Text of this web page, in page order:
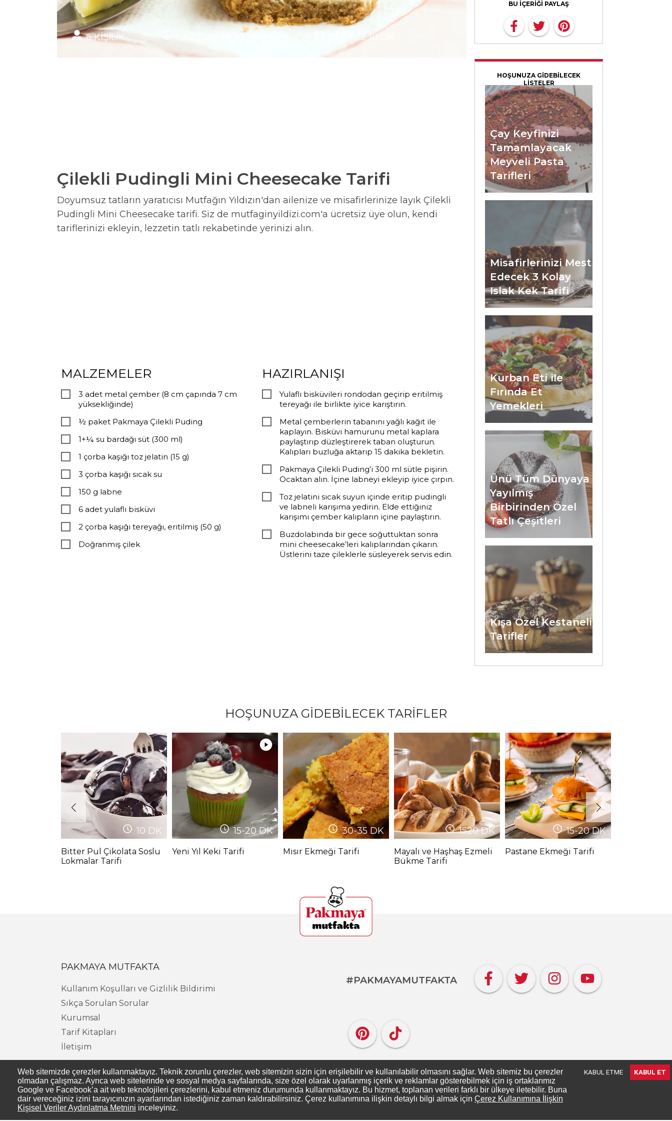
6 KİŞİLİK PİŞİRME 10
Çilekli Pudingli Mini Cheesecake Tarifi
Doyumsuz tatların yaratıcısı Mutfağın Yıldızın'dan ailenize ve misafirlerinize layık Çilekli
Pudingli Mini Cheesecake tarifi. Siz de mutfaginyildizi.com'a ücretsiz üye olun, kendi
tariflerinizi ekleyin, lezzetin tatlı rekabetinde yerinizi alın.
MALZEMELER
3 adet metal çember (8 cm çapında 7 cm
yüksekliğinde)
½ paket Pakmaya Çilekli Puding
1+¼ su bardağı süt (300 ml)
1 çorba kaşığı toz jelatin (15 g)
3 çorba kaşığı sıcak su
150 g labne
6 adet yulaflı bisküvi
2 çorba kaşığı tereyağı, eritilmiş (50 g)
Doğranmış çilek
HAZIRLANIŞI
Yulaflı bisküvileri rondodan geçirip eritilmiş
tereyağı ile birlikte iyice karıştırın.
Metal çemberlerin tabanını yağlı kağıt ile
kaplayın. Bisküvi hamurunu metal kaplara
paylaştırıp düzleştirerek taban oluşturun.
Kalıpları buzluğa aktarıp 15 dakika bekletin.
Pakmaya Çilekli Puding’i 300 ml sütle pişirin.
Ocaktan alın. İçine labneyi ekleyip iyice çırpın.
Toz jelatini sıcak suyun içinde eritip pudingli
ve labneli karışıma yedirin. Elde ettiğiniz
karışımı çember kalıpların içine paylaştırın.
Buzdolabında bir gece soğuttuktan sonra
mini cheesecake’leri kalıplarından çıkarın.
Üstlerini taze çileklerle süsleyerek servis edin.
BU İÇERİĞİ PAYLAŞ
HOŞUNUZA GİDEBİLECEK
LİSTELER
Çay Keyfinizi
Tamamlayacak
Meyveli Pasta
Tarifleri
Misafirlerinizi Mest
Edecek 3 Kolay
Islak Kek Tarifi
Kurban Eti ile
Fırında Et
Yemekleri
Ünü Tüm Dünyaya
Yayılmış
Birbirinden Özel
Tatlı Çeşitleri
Kışa Özel Kestaneli
Tarifler
HOŞUNUZA GİDEBİLECEK TARİFLER
10 DK
Bitter Pul Çikolata Soslu
Lokmalar Tarifi
15-20DK
Yeni Yıl Keki Tarifi
30-35DK
Mısır Ekmeği Tarifi
1520DK
Mayalı ve Haşhaş Ezmeli
Bükme Tarifi
15-20DK
Pastane Ekmeği Tarifi
PAKMAYA MUTFAKTA
Kullanım Koşulları ve Gizlilik Bildirimi
Sıkça Sorulan Sorular
Kurumsal
Tarif Kitapları
İletişim
#PAKMAYAMUTFAKTA
Web sitemizde çerezler kullanmaktayız. Teknik zorunlu çerezler, web sitemizin sizin için erişilebilir ve kullanılabilir olmasını sağlar. Web sitemiz bu çerezler
olmadan çalışmaz. Ayrıca web sitelerinde ve sosyal medya sayfalarında, size özel olarak uyarlanmış içerik ve reklamlar gösterebilmek için iş ortaklarımız
Google ve Facebook’a ait web teknolojileri çerezlerini, kabul etmeniz durumunda kullanmaktayız. Bu hizmet, toplanan verileri farklı bir ülkeye iletebilir. Buna
dair vereceğiniz izini tarayıcınızın ayarlarından istediğiniz zaman kaldırabilirsiniz. Çerez kullanımına ilişkin detaylı bilgi almak için Çerez Kullanımına İlişkin
Kişisel Veriler Aydınlatma Metnini inceleyiniz.
KABUL ETME KABUL ET